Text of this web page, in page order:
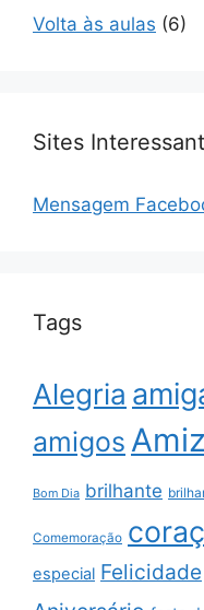
Volta às aulas (6)
Sites
Mensagem
Tags
Alegria
amigos
Bom Dia brilhante
Comemoração
especial Felicidade